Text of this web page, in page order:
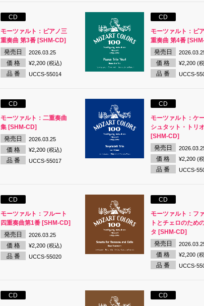
CD
モーツァルト：ピアノ三
重奏曲 第3番 [SHM-CD]
発売日
2026.03.25
価 格 ¥2,200 (税込)
品 番 UCCS-55014
CD
モーツァルト：ピ
重奏曲 第4番
発売日
価 格 ¥2,200 (
品 番 UCCS-
CD
モーツァルト：二重奏曲
集 [SHM-CD]
発売日
2026.03.25
価 格 ¥2,200 (税込)
品 番 UCCS-55017
CD
モーツァルト：ケ
シュタット・トリオ
[SHM-CD]
発売日
価 格 ¥2,200 (
品 番 UCCS-
CD
モーツァルト：フルート
四重奏曲第1番 [SHM-CD]
発売日
2026.03.25
価 格 ¥2,200 (税込)
品 番 UCCS-55020
CD
モーツァルト：フ
トとチェロのため
タ [SHM-CD]
発売日
価 格 ¥2,200 (
品 番 UCCS-
CD
CD